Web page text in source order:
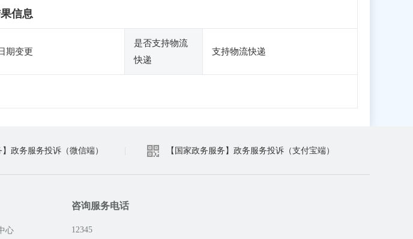
信息
期变更
是否支持物流
快递
支持物流快递
】政务服务投诉（微信端） 【国家政务服务】政务服务投诉（支付宝端）
心
咨询服务电话
12345